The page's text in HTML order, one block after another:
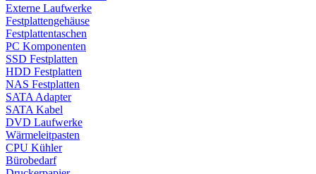
Externe Laufwerke
Festplattengehäuse
Festplattentaschen
PC Komponenten
SSD Festplatten
HDD Festplatten
NAS Festplatten
SATA Adapter
SATA Kabel
DVD Laufwerke
Wärmeleitpasten
CPU Kühler
Bürobedarf